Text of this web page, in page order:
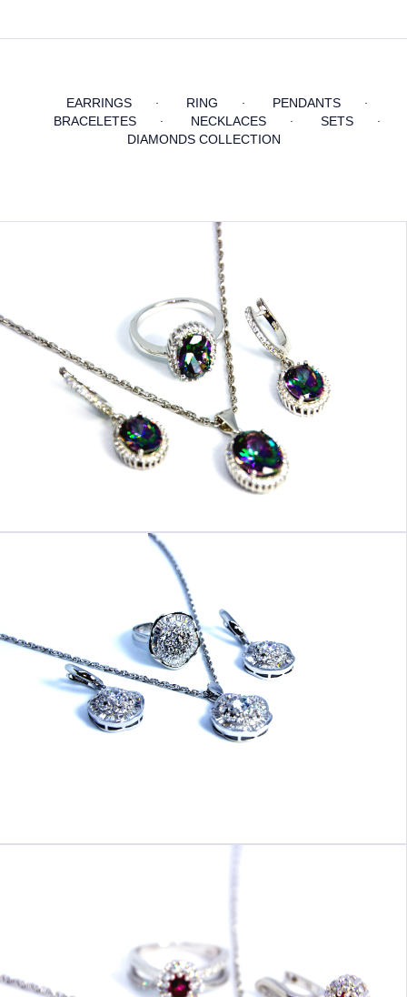
EARRINGS RING
PENDANTS
BRACELETES
NECKLACES
SETS
DIAMONDS COLLECTION